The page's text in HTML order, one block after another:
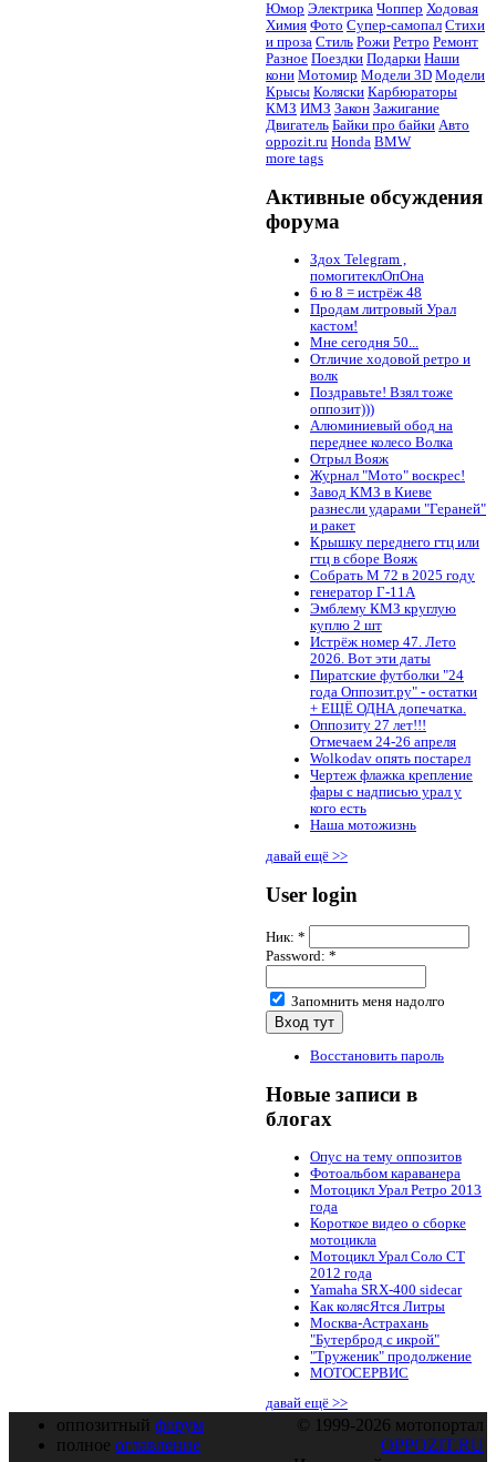
Юмор Электрика Чоппер Ходовая
Химия Фото Супер-самопал Стихи
и проза Стиль Рожи Ретро Ремонт
Разное Поездки Подарки Наши
кони Мотомир Модели 3D Модели
Крысы Коляски Карбюраторы
КМЗ ИМЗ Закон Зажигание
Двигатель Байки про байки Авто
oppozit.ru Honda BMW
more tags
Активные обсуждения
форума
Здох Telegram ,
помогитеклОпОна
6 ю 8 = истрёж 48
Продам литровый Урал
кастом!
Мне сегодня 50...
Отличие ходовой ретро и
волк
Поздравьте! Взял тоже
оппозит)))
Алюминиевый обод на
переднее колесо Волка
Отрыл Вояж
Журнал "Мото" воскрес!
Завод КМЗ в Киеве
разнесли ударами "Гераней"
и ракет
Крышку переднего гтц или
гтц в сборе Вояж
Собрать М 72 в 2025 году
генератор Г-11А
Эмблему КМЗ круглую
куплю 2 шт
Истрёж номер 47. Лето
2026. Вот эти даты
Пиратские футболки "24
года Оппозит.ру" - остатки
+ ЕЩЁ ОДНА допечатка.
Оппозиту 27 лет!!!
Отмечаем 24-26 апреля
Wolkodav опять постарел
Чертеж флажка крепление
фары с надписью урал у
кого есть
Наша мотожизнь
давай ещё >>
User login
Ник: *
Password: *
Запомнить меня надолго
Восстановить пароль
Новые записи в
блогах
Опус на тему оппозитов
Фотоальбом караванера
Мотоцикл Урал Ретро 2013
года
Короткое видео о сборке
мотоцикла
Мотоцикл Урал Соло СТ
2012 года
Yamaha SRX-400 sidecar
Как колясЯтся Литры
Москва-Астрахань
"Бутерброд с икрой"
"Труженик" продолжение
МОТОСЕРВИС
давай ещё >>
оппозитный форум
полное оглавление
© 1999-2026 мотопортал
OPPOZIT.RU